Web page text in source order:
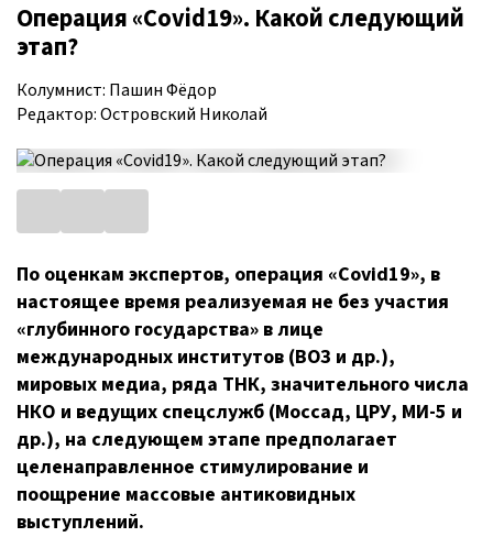
Операция «Covid19». Какой следующий
этап?
Колумнист: Пашин Фёдор
Редактор: Островский Николай
По оценкам экспертов, операция «Covid19», в
настоящее время реализуемая не без участия
«глубинного государства» в лице
международных институтов (ВОЗ и др.),
мировых медиа, ряда ТНК, значительного числа
НКО и ведущих спецслужб (Моссад, ЦРУ, МИ-5 и
др.), на следующем этапе предполагает
целенаправленное стимулирование и
поощрение массовые антиковидных
выступлений.